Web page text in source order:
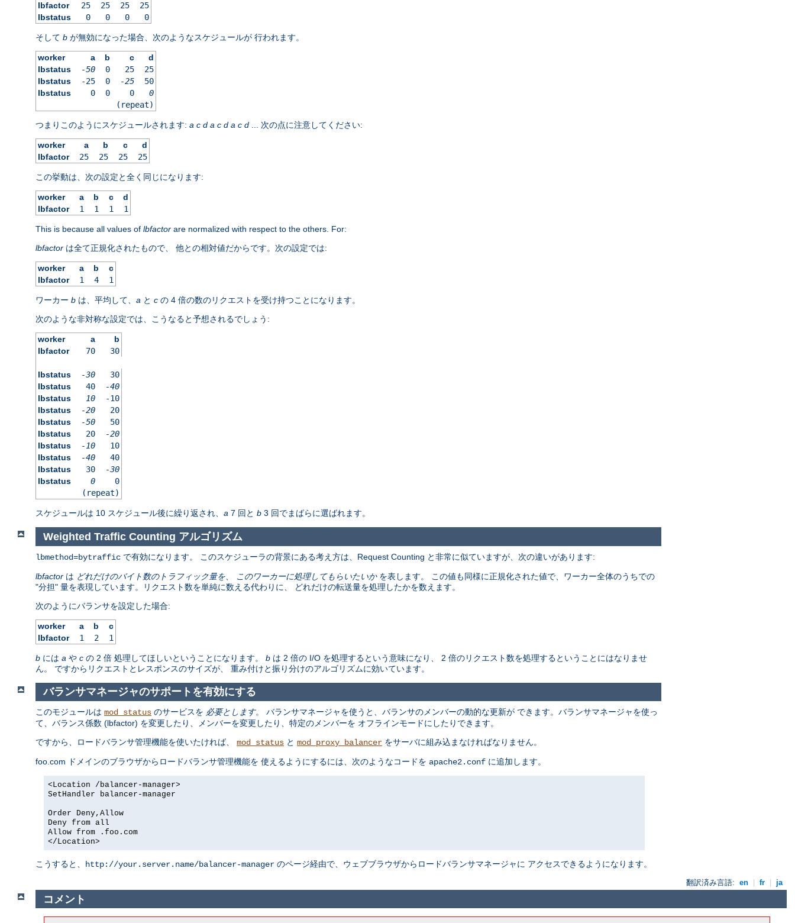
lbfactor
25 25 25
25
lbstatus
0 0 0 0
そして b が無効になった場合、次のようなスケジュールが 行われます。
worker a b c
d
lbstatus
-50 0 25
25
lbstatus
-25 0 -25
50
lbstatus
0 0 0
0
(repeat)
つまりこのようにスケジュールされます: a c d a c d a c d ... 次の点に注意してください:
worker a b c
d
lbfactor
25 25 25 25
この挙動は、次の設定と全く同じになります:
worker a b c
d
lbfactor
1 1 1 1
This is because all values of lbfactor are normalized with respect to the others. For:
lbfactor は全て正規化されたもので、 他との相対値だからです。次の設定では:
worker a b
c
lbfactor
1 4 1
ワーカー b は、平均して、 a と c の 4 倍の数のリクエストを受け持つことになります。
次のような非対称な設定では、こうなると予想されるでしょう:
worker a
b
lbfactor
70 30
lbstatus -30
30
lbstatus
40
-40
lbstatus
10
-10
lbstatus
-20
20
lbstatus
-50
50
lbstatus
20
-20
lbstatus
-10
10
lbstatus
-40
40
lbstatus
30
-30
lbstatus
0
0
(repeat)
スケジュールは 10 スケジュール後に繰り返され、 a 7 回と b 3 回でまばらに選ばれます。
Weighted Traffic Counting アルゴリズム
lbmethod=bytraffic で有効になります。 このスケジューラの背景にある考え方は、Request Counting と非常に似ていますが、次の違いがあります:
lbfactor は どれだけのバイト数のトラフィック量を、 このワーカーに処理してもらいたいかを表します。 この値も同様に正規化された値で、ワーカー全体のうちでの
"分担" 量を表現しています。リクエスト数を単純に数える代わりに、 どれだけの転送量を処理したかを数えます。
次のようにバランサを設定した場合:
worker a b
c
lbfactor
1 2 1
b には a や c の 2 倍 処理してほしいということになります。 b は 2 倍の I/O を処理するという意味になり、 2 倍のリクエスト数を処理するということにはなりませ
ん。 ですからリクエストとレスポンスのサイズが、 重み付けと振り分けのアルゴリズムに効いています。
バランサマネージャのサポートを有効にする
このモジュールは mod_status のサービスを 必要とします。 バランサマネージャを使うと、バランサのメンバーの動的な更新が できます。バランサマネージャを使っ
て、バランス係数 (lbfactor) を変更したり、メンバーを変更したり、特定のメンバーを オフラインモードにしたりできます。
ですから、ロードバランサ管理機能を使いたければ、 mod_status と mod_proxy_balancer をサーバに組み込まなければなりません。
foo.com ドメインのブラウザからロードバランサ管理機能を 使えるようにするには、次のようなコードを apache2.conf に追加します。
<Location /balancer-manager>
SetHandler balancer-manager
Order Deny,Allow
Deny from all
Allow from .foo.com
</Location>
こうすると、 http://your.server.name/balancer-manager のページ経由で、ウェブブラウザからロードバランサマネージャに アクセスできるようになります。
翻訳済み言語: en fr ja
コメント